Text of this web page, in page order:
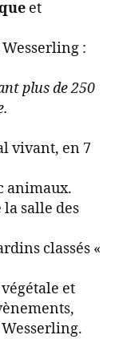
et
:
plus de 250
vivant, en 7
animaux.
la salle des
classés «
et